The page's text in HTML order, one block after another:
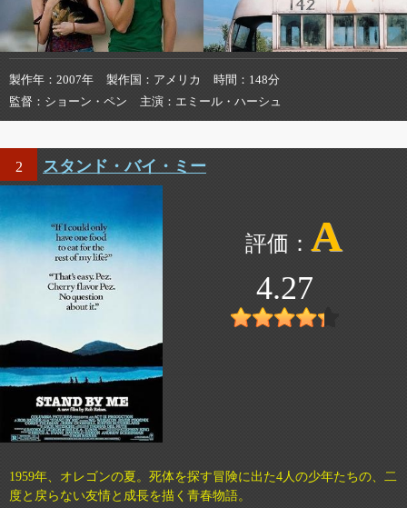
製作年 2007年 製作国 アメリカ 時間
148分
監督
ショーン・ペン 主演 エミール・ハーシュ
2 スタンド・バイ・ミー
A
4.27
1959年、オレゴンの夏。死体を探す冒険に出た4人の少年たちの、二
度と戻らない友情と成長を描く青春物語。